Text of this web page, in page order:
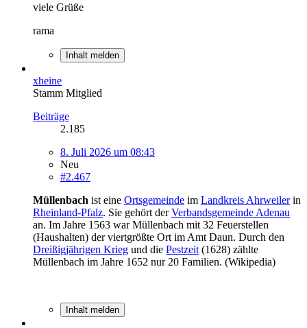
viele Grüße
rama
Inhalt melden
xheine
Stamm Mitglied
Beiträge
2.185
8. Juli 2026 um 08:43
Neu
#2.467
Müllenbach ist eine Ortsgemeinde im Landkreis Ahrweilerin
Rheinland-Pfalz. Sie gehört derVerbandsgemeinde Adenau
an. Im Jahre 1563 war Müllenbach mit 32 Feuerstellen
(Haushalten) der viertgrößte Ort im Amt Daun. Durch den
Dreißigjährigen Krieg und die Pestzeit (1628) zählte
Müllenbach im Jahre 1652 nur 20 Familien. (Wikipedia)
Inhalt melden